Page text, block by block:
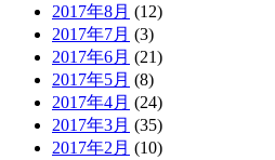
2017年8月 (12)
2017年7月 (3)
2017年6月 (21)
2017年5月 (8)
2017年4月 (24)
2017年3月 (35)
2017年2月 (10)